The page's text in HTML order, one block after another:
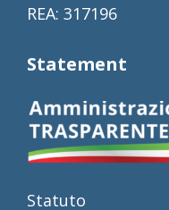
REA: 317196
Statement
Statuto